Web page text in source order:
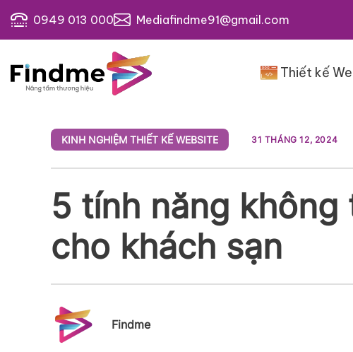
qua
nội
dung
0949 013 000 Mediafindme91@gmail.com
Thiết kế
KINH NGHIỆM THIẾT KẾ WEBSITE 31 THÁNG 12, 2024
5 tính năng
cho khách sạn
Findme